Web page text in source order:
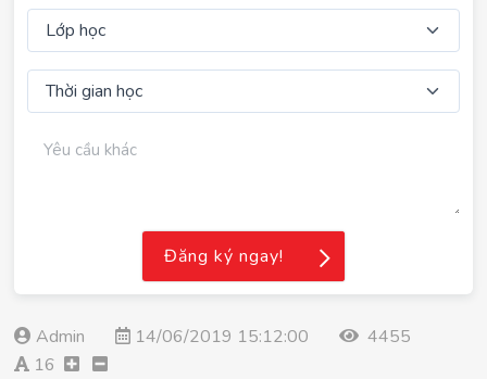
Admin 14/06/2019 15:12:00
4455
16
Đăng ký ngay!